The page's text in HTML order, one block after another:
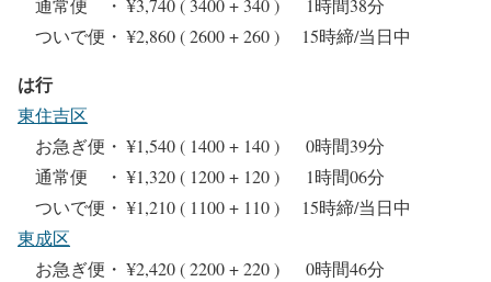
通常便 ・ ¥3,740 ( 3400 + 340 ) 1時間38分
ついで便・ ¥2,860 ( 2600 + 260 ) 15時締/当日中
は行
東住吉区
お急ぎ便・ ¥1,540 ( 1400 + 140 ) 0時間39分
通常便 ・ ¥1,320 ( 1200 + 120 ) 1時間06分
ついで便・ ¥1,210 ( 1100 + 110 ) 15時締/当日中
東成区
お急ぎ便・ ¥2,420 ( 2200 + 220 ) 0時間46分